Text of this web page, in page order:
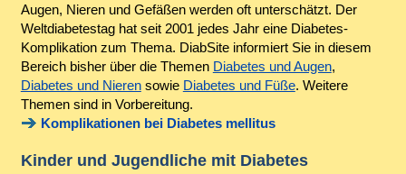
Augen, Nieren und Gefäßen werden oft unterschätzt. Der
Weltdiabetestag hat seit 2001 jedes Jahr eine Diabetes-
Komplikation zum Thema. DiabSite informiert Sie in diesem
Bereich bisher über die Themen Diabetes und Augen,
Diabetes und Nierensowie Diabetes und Füße. Weitere
Themen sind in Vorbereitung.
Komplikationen bei Diabetes mellitus
Kinder und Jugendliche mit Diabetes